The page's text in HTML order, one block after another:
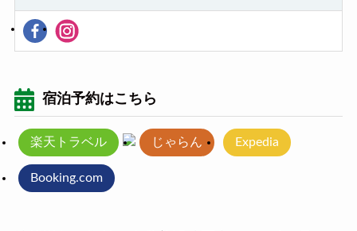
宿泊予約はこちら
楽天トラベル じゃらん Expedia
Booking.com